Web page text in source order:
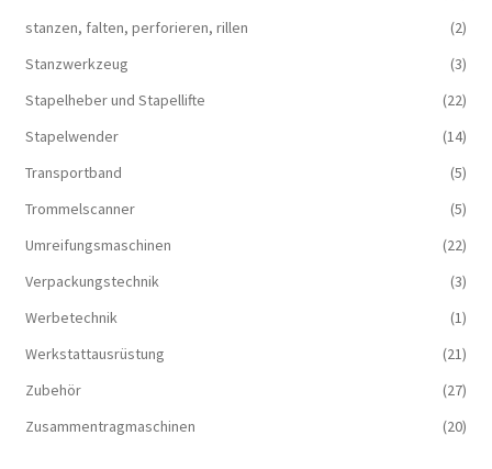
stanzen, falten, perforieren, rillen
(2)
Stanzwerkzeug
(3)
Stapelheber und Stapellifte
(22)
Stapelwender
(14)
Transportband
(5)
Trommelscanner
(5)
Umreifungsmaschinen
(22)
Verpackungstechnik
(3)
Werbetechnik
(1)
Werkstattausrüstung
(21)
Zubehör
(27)
Zusammentragmaschinen
(20)